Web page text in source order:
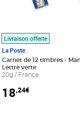
au panier
Livraison offerte
La Poste
Carnet de 12 timbres -
Lettre verte
20g / France
18,24€